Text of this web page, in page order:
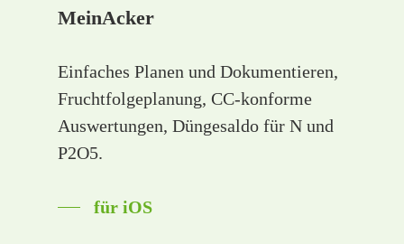
MeinAcker
Einfaches Planen und Dokumentieren,
Fruchtfolgeplanung, CC-konforme
Auswertungen, Düngesaldo für N und
P2O5.
für iOS